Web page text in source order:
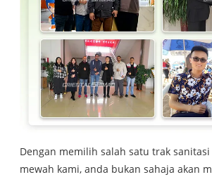
Dengan memilih salah satu trak
mewah kami, anda bukan sahaja akan